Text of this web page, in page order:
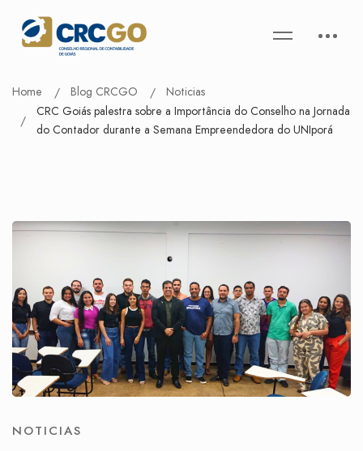
Home Blog CRCGO
Noticias
CRC Goiás palestra sobre a Importância do Conselho na Jornada
do Contador durante a Semana Empreendedora do UNIporá
NOTICIAS